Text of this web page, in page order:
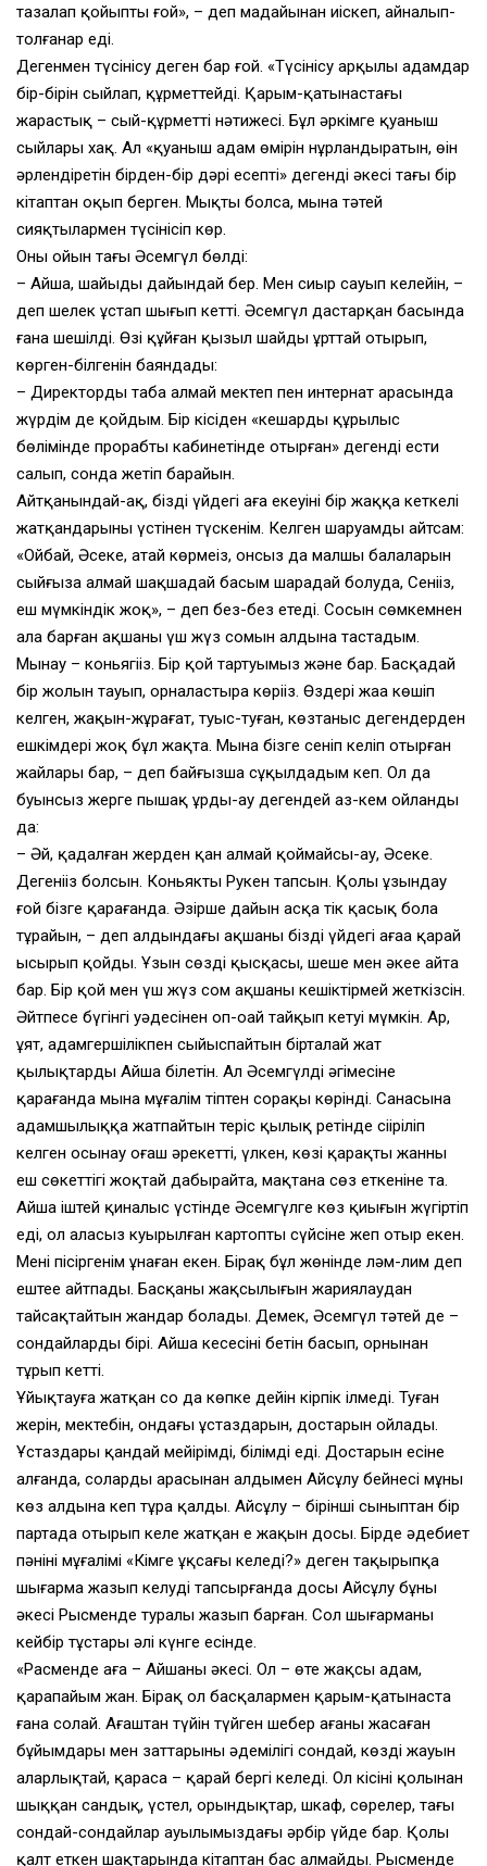
тазалап қойыпты ғой», – деп маңдайынан иіскеп, айналып-
толғанар еді.
Дегенмен түсінісу деген бар ғой. «Түсінісу арқылы адамдар
бір-бірін сыйлап, құрметтейді. Қарым-қатынастағы
жарастық – сый-құрметтің нәтижесі. Бұл әркімге қуаныш
сыйлары хақ. Ал «қуаныш адам өмірін нұрландыратын, өңін
әрлендіретін бірден-бір дәрі есепті» дегенді әкесі тағы бір
кітаптан оқып берген. Мықты болсаң, мына тәтей
сияқтылармен түсінісіп көр.
Оның ойын тағы Әсемгүл бөлді:
– Айша, шайыңды дайындай бер. Мен сиыр сауып келейін, –
деп шелек ұстап шығып кетті. Әсемгүл дастарқан басында
ғана шешілді. Өзі құйған қызыл шайды ұрттай отырып,
көрген-білгенін баяндады:
– Директорды таба алмай мектеп пен интернат арасында
жүрдім де қойдым. Бір кісіден «кеңшардың құрылыс
бөлімінде прорабтың кабинетінде отырған» дегенді ести
салып, сонда жетіп барайын.
Айтқанындай-ақ, біздің үйдегі ағаң екеуінің бір жаққа кеткелі
жатқандарының үстінен түскенім. Келген шаруамды айтсам:
«Ойбай, Әсеке, атай көрмеңіз, онсыз да малшы балаларын
сыйғыза алмай шақшадай басым шарадай болуда, Сеніңіз,
еш мүмкіндік жоқ», – деп без-без етеді. Сосын сөмкемнен
ала барған ақшаның үш жүз сомын алдына тастадым.
Мынау – коньягіңіз. Бір қой тартуымыз және бар. Басқадай
бір жолын тауып, орналастыра көріңіз. Өздері жаңа көшіп
келген, жақын-жұрағат, туыс-туған, көзтаныс дегендерден
ешкімдері жоқ бұл жақта. Мына бізге сеніп келіп отырған
жайлары бар, – деп байғызша сұңқылдадым кеп. Ол да
буынсыз жерге пышақ ұрдың-ау дегендей аз-кем ойланды
да:
– Әй, қадалған жерден қан алмай қоймайсың-ау, Әсеке.
Дегеніңіз болсын. Коньякты Рукен тапсын. Қолы ұзындау
ғой бізге қарағанда. Әзірше дайын асқа тік қасық бола
тұрайын, – деп алдындағы ақшаны біздің үйдегі ағаңа қарай
ысырып қойды. Ұзын сөздің қысқасы, шешең мен әкеңе айта
бар. Бір қой мен үш жүз сом ақшаны кешіктірмей жеткізсін.
Әйтпесе бүгінгі уәдесінен оп-оңай тайқып кетуі мүмкін. Ар,
ұят, адамгершілікпен сыйыспайтын бірталай жат
қылықтарды Айша білетін. Ал Әсемгүлдің әңгімесіне
қарағанда мына мұғалім тіптен сорақы көрінді. Санасына
адамшылыққа жатпайтын теріс қылық ретінде сіңіріліп
келген осынау оғаш әрекетті, үлкен, көзі қарақты жанның
еш сөкеттігі жоқтай дабырайта, мақтана сөз еткеніне таң.
Айша іштей қиналыс үстінде Әсемгүлге көз қиығын жүгіртіп
еді, ол алаңсыз куырылған картопты сүйсіне жеп отыр екен.
Менің пісіргенім ұнаған екен. Бірақ бұл жөнінде ләм-лим деп
ештеңе айтпады. Басқаның жақсылығын жариялаудан
тайсақтайтын жандар болады. Демек, Әсемгүл тәтей де –
сондайлардың бірі. Айша кесесінің бетін басып, орнынан
тұрып кетті.
Ұйықтауға жатқан соң да көпке дейін кірпік ілмеді. Туған
жерін, мектебін, ондағы ұстаздарын, достарын ойлады.
Ұстаздары қандай мейірімді, білімді еді. Достарын есіне
алғанда, солардың арасынан алдымен Айсұлу бейнесі мұның
көз алдына кеп тұра қалды. Айсұлу – бірінші сыныптан бір
партада отырып келе жатқан ең жақын досы. Бірде әдебиет
пәнінің мұғалімі «Кімге ұқсағың келеді?» деген тақырыпқа
шығарма жазып келуді тапсырғанда досы Айсұлу бұның
әкесі Рысменде туралы жазып барған. Сол шығарманың
кейбір тұстары әлі күнге есінде.
«Расменде аға – Айшаның әкесі. Ол – өте жақсы адам,
қарапайым жан. Бірақ ол басқалармен қарым-қатынаста
ғана солай. Ағаштан түйін түйген шебер ағаның жасаған
бұйымдары мен заттарының әдемілігі сондай, көздің жауын
аларлықтай, қарасаң – қарай бергің келеді. Ол кісінің қолынан
шыққан сандық, үстел, орындықтар, шкаф, сөрелер, тағы
сондай-сондайлар ауылымыздағы әрбір үйде бар. Қолы
қалт еткен шақтарында кітаптан бас алмайды. Рысменде